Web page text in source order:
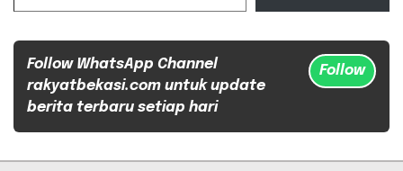
Follow WhatsApp Channel
rakyatbekasi.com untuk update
berita terbaru setiap hari
Follow